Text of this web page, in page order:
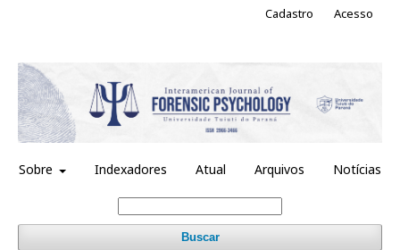
Sobre Indexadores Atual Arquivos Notícias
Buscar
Cadastro Acesso